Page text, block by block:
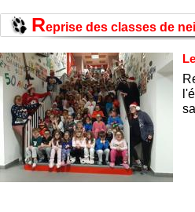
Reprise des classes de